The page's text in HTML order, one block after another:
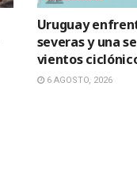
Uruguay
severas y una
vientos
6 AGOSTO, 2026